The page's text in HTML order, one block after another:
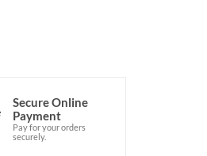
Secure Online
Payment
Pay for your orders
securely.